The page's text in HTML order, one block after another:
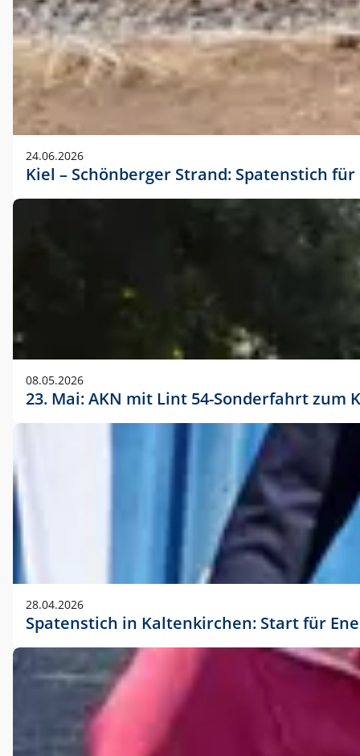
24.06.2026
Kiel – Schönberger Strand: Spatenstich
08.05.2026
23. Mai: AKN mit Lint 54-Sonderfahrt
28.04.2026
Spatenstich in Kaltenkirchen: Start für